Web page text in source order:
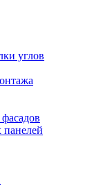
углов
панелей